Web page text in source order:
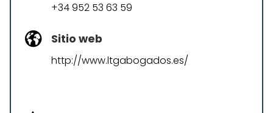
+34 952 53 63 59
Sitio web
http://www.ltgabogados.es/